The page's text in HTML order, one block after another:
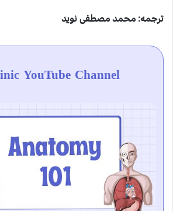
ترجمه: محمد مصطفی نوید
YouTube Channel